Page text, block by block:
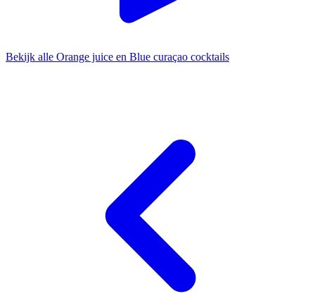
Bekijk alle Orange juice en Blue curaçao cocktails